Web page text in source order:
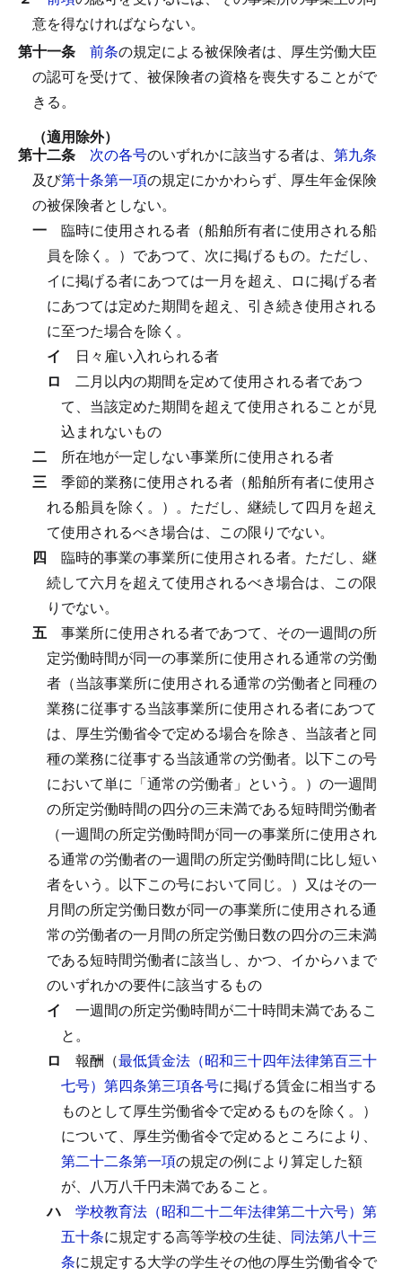
意を得なければならない。
第十一条
前条の規定による被保険者は、厚生労働大臣
の認可を受けて、被保険者の資格を喪失することがで
きる。
（適用除外）
第十二条
次の各号のいずれかに該当する者は、 第九条
及び第十条第一項の規定にかかわらず、厚生年金保険
の被保険者としない。
一
臨時に使用される者（船舶所有者に使用される船
員を除く。）であつて、次に掲げるもの。 ただし、
イに掲げる者にあつては一月を超え、ロに掲げる者
にあつては定めた期間を超え、引き続き使用される
に至つた場合を除く。
イ
日々雇い入れられる者
ロ
二月以内の期間を定めて使用される者であつ
て、当該定めた期間を超えて使用されることが見
込まれないもの
二
所在地が一定しない事業所に使用される者
三
季節的業務に使用される者（船舶所有者に使用さ
れる船員を除く。）。 ただし、継続して四月を超え
て使用されるべき場合は、この限りでない。
四
臨時的事業の事業所に使用される者。 ただし、継
続して六月を超えて使用されるべき場合は、この限
りでない。
五
事業所に使用される者であつて、その一週間の所
定労働時間が同一の事業所に使用される通常の労働
者（当該事業所に使用される通常の労働者と同種の
業務に従事する当該事業所に使用される者にあつて
は、厚生労働省令で定める場合を除き、当該者と同
種の業務に従事する当該通常の労働者。以下この号
において単に「通常の労働者」という。）の一週間
の所定労働時間の四分の三未満である短時間労働者
（一週間の所定労働時間が同一の事業所に使用され
る通常の労働者の一週間の所定労働時間に比し短い
者をいう。以下この号において同じ。）又はその一
月間の所定労働日数が同一の事業所に使用される通
常の労働者の一月間の所定労働日数の四分の三未満
である短時間労働者に該当し、かつ、イからハまで
のいずれかの要件に該当するもの
イ
一週間の所定労働時間が二十時間未満であるこ
と。
ロ
報酬（最低賃金法（昭和三十四年法律第百三十
七号）第四条第三項各号に掲げる賃金に相当する
ものとして厚生労働省令で定めるものを除く。）
について、厚生労働省令で定めるところにより、
第二十二条第一項の規定の例により算定した額
が、八万八千円未満であること。
ハ
学校教育法（昭和二十二年法律第二十六号）第
五十条に規定する高等学校の生徒、 同法第八十三
条に規定する大学の学生その他の厚生労働省令で